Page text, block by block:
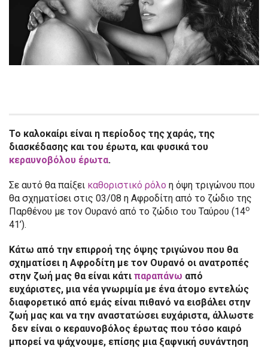
Το καλοκαίρι είναι η περίοδος της χαράς, της
διασκέδασης και του έρωτα, και φυσικά του
κεραυνοβόλου έρωτα.
Σε αυτό θα παίξει καθοριστικό ρόλο η όψη τριγώνου που
θα σχηματίσει στις 03/08 η Αφροδίτη από το ζώδιο της
Παρθένου με τον Ουρανό από το ζώδιο του Ταύρου (14ο
41’).
Κάτω από την επιρροή της όψης τριγώνου που θα
σχηματίσει η Αφροδίτη με τον Ουρανό οι ανατροπές
στην ζωή μας θα είναι κάτι παραπάνω από
ευχάριστες, μια νέα γνωριμία με ένα άτομο εντελώς
διαφορετικό από εμάς είναι πιθανό να εισβάλει στην
ζωή μας και να την αναστατώσει ευχάριστα, άλλωστε
δεν είναι ο κεραυνοβόλος έρωτας που τόσο καιρό
μπορεί να ψάχνουμε, επίσης μια ξαφνική συνάντηση